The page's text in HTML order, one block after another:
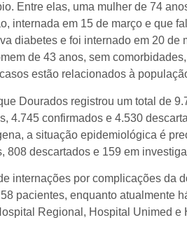
Entre elas, uma mulher de 74
internada em 15 de março e que
diabetes e foi internado em 20 de
de 43 anos, sem
estão relacionados à
Dourados registrou um total de
4.745 confirmados e 4.530
a situação epidemiológica é
808 descartados e 159 em
internações por complicações da
pacientes, enquanto atualmente
Regional, Hospital Unimed e